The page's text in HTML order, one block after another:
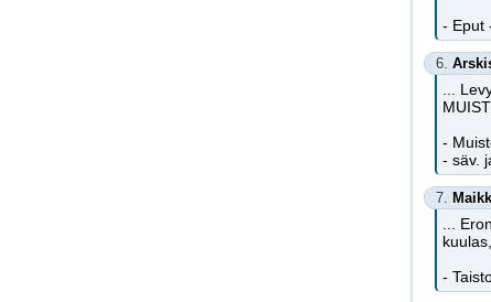
- Eput
6.
...
-
- säv.
7.
...
-